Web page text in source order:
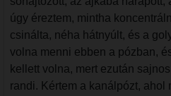
úgy éreztem, mintha
csinálta, néha hátnyúlt, és a
volna menni ebben a pózban,
kellett volna, mert ezután
randi. Kértem a kanálpózt, ahol